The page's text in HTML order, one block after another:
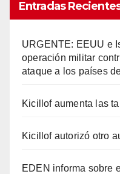
Entradas
URGENTE: EEUU e
operación militar
ataque a los países
Kicillof aumenta las
Kicillof autorizó otro
EDEN informa sobre